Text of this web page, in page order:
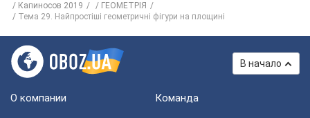
Капиносов 2019
ГЕОМЕТРІЯ
Тема 29. Найпростіші геометричні фігури на площині
В начало
О компании Команда